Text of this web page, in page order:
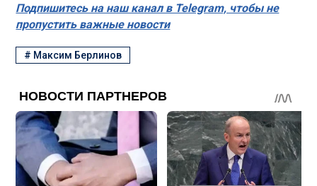
Подпишитесь на наш канал в Telegram, чтобы не
пропустить важные новости
# Максим Берлинов